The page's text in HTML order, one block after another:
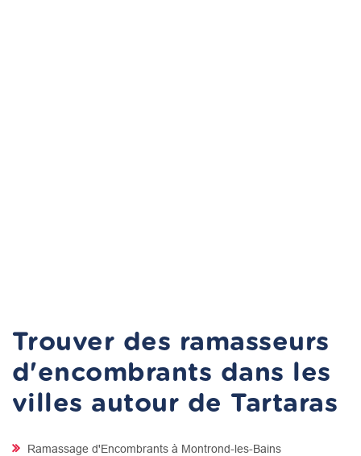
Trouver des ramasseurs
d'encombrants dans les
villes autour de Tartaras
Ramassage d'Encombrants à Montrond-les-Bains